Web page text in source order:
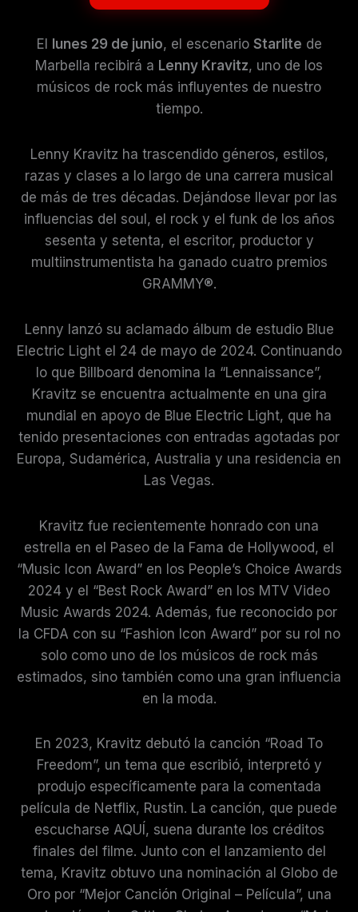
El lunes 29 de junio, el escenario Starlite de
Marbella recibirá a Lenny Kravitz, uno de los
músicos de rock más influyentes de nuestro
tiempo.
Lenny Kravitz ha trascendido géneros, estilos,
razas y clases a lo largo de una carrera musical
de más de tres décadas. Dejándose llevar por las
influencias del soul, el rock y el funk de los años
sesenta y setenta, el escritor, productor y
multiinstrumentista ha ganado cuatro premios
GRAMMY®.
Lenny lanzó su aclamado álbum de estudio Blue
Electric Light el 24 de mayo de 2024. Continuando
lo que Billboard denomina la “Lennaissance”,
Kravitz se encuentra actualmente en una gira
mundial en apoyo de Blue Electric Light, que ha
tenido presentaciones con entradas agotadas por
Europa, Sudamérica, Australia y una residencia en
Las Vegas.
Kravitz fue recientemente honrado con una
estrella en el Paseo de la Fama de Hollywood, el
“Music Icon Award” en los People’s Choice Awards
2024 y el “Best Rock Award” en los MTV Video
Music Awards 2024. Además, fue reconocido por
la CFDA con su “Fashion Icon Award” por su rol no
solo como uno de los músicos de rock más
estimados, sino también como una gran influencia
en la moda.
En 2023, Kravitz debutó la canción “Road To
Freedom”, un tema que escribió, interpretó y
produjo específicamente para la comentada
película de Netflix, Rustin. La canción, que puede
escucharse AQUÍ, suena durante los créditos
finales del filme. Junto con el lanzamiento del
tema, Kravitz obtuvo una nominación al Globo de
Oro por “Mejor Canción Original – Película”, una